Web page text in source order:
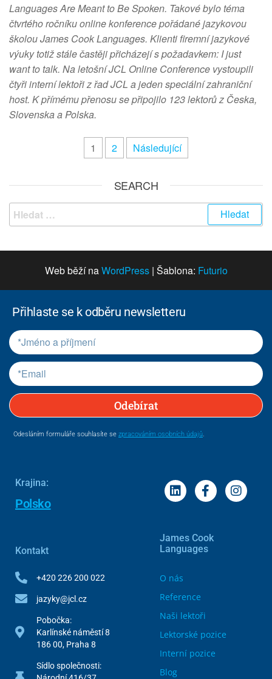
Languages Are Meant to Be Spoken. Takové bylo téma
čtvrtého ročníku online konference pořádané jazykovou
školou James Cook Languages. Klienti firemní jazykové
výuky totiž stále častěji přicházejí s požadavkem: I just
want to talk. Na letošní JCL Online Conference vystoupili
čtyři interní lektoři z řad JCL a jeden speciální zahraniční
host. K přímému přenosu se připojilo 123 lektorů z Česka,
Slovenska a Polska.
1 2 Následující
SEARCH
Web běží naWordPress | Šablona: Futurio
Přihlaste se k odběru newsletteru
Odebírat
Odesláním formuláře souhlasíte se zpracováním osobních údajů.
Krajina:
Polsko
Kontakt
+420 226 200 022
jazyky@jcl.cz
Pobočka:
Karlínské náměstí 8
186 00, Praha 8
Sídlo společnosti:
James Cook
Languages
O nás
Reference
Naši lektoři
Lektorské pozice
Interní pozice
Blog